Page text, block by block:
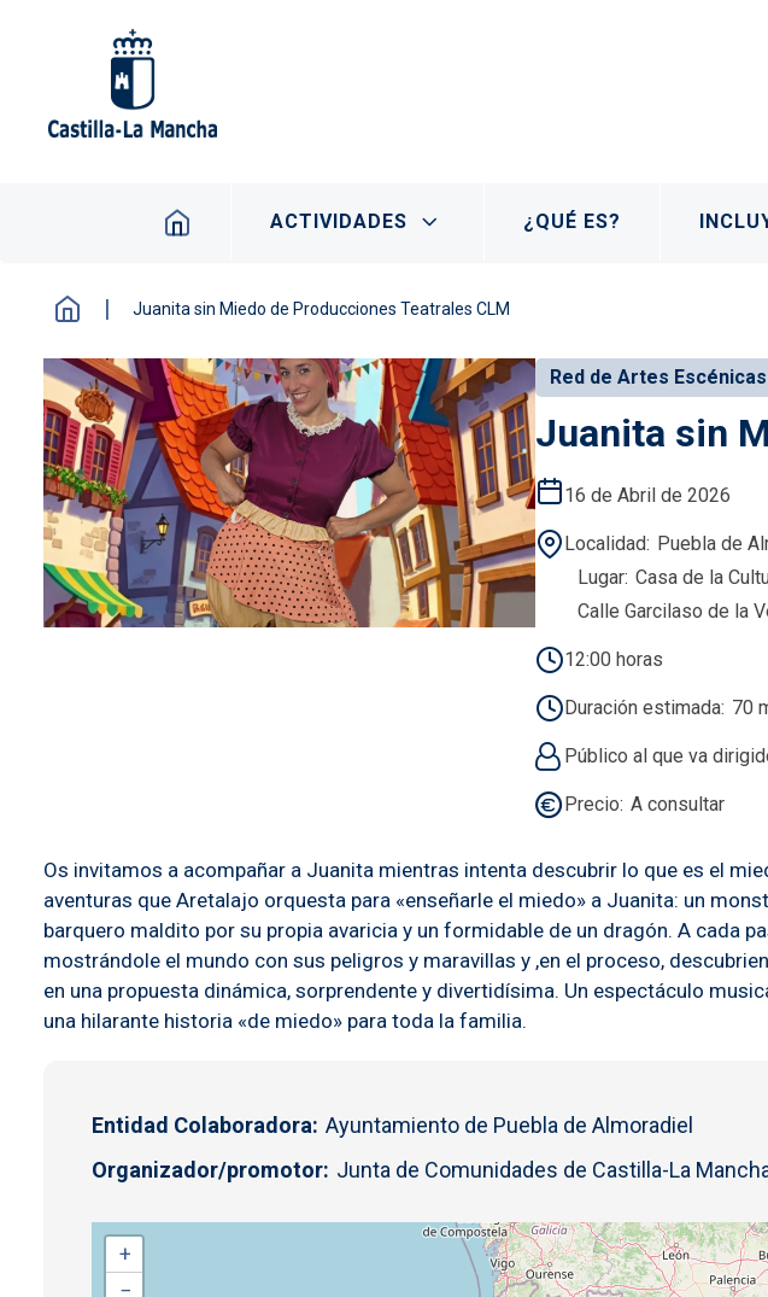
Navegación principal
ACTIVIDADES ¿QUÉ ES?
Juanita sin Miedo de Producciones Teatrales CLM
Red de Artes
Juanita sin
16 de Abril de 2026
Localidad Puebla de
Lugar Casa de la
Calle Garcilaso de la
12:00 horas
Duración estimada 70
Público al que va
Precio A consultar
Os invitamos a acompañar a Juanita mientras intenta descubrir lo que es el
aventuras que Aretalajo orquesta para «enseñarle el miedo» a Juanita: un
barquero maldito por su propia avaricia y un formidable de un dragón. A cada
mostrándole el mundo con sus peligros y maravillas y ,en el proceso,
en una propuesta dinámica, sorprendente y divertidísima. Un espectáculo
una hilarante historia «de miedo» para toda la familia.
Entidad Colaboradora Ayuntamiento de Puebla de Almoradiel
Organizador/promotor Junta de Comunidades de Castilla-La
+
−